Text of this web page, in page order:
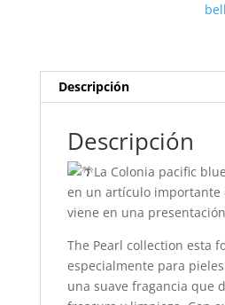
Descripción
Descripción
La Colonia pacific
en un artículo importante
viene en una
The Pearl collection esta
especialmente para
una suave fragancia que